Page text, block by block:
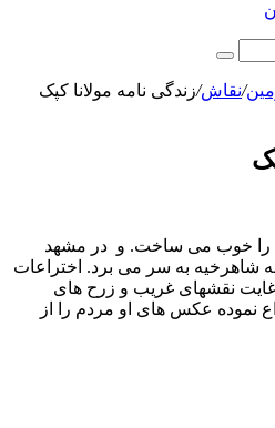
جستجو
برای
/نقاش/زندگی نامه مولانا کپک
را خوب می ساخت. و در مشهد
به سر می برد. اختراعات
نقشهای غریب و زرح های
نموده عکس های او مردم را از